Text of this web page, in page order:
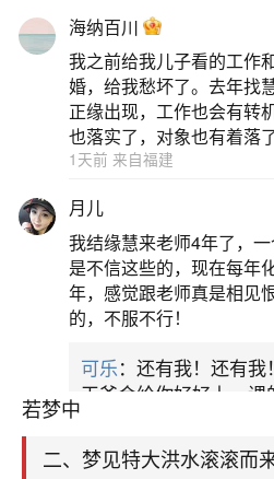
很常见的问题，但是小问题
烦，下面就这个问题给大家
一、梦见巨大洪水滚滚而
梦见巨大洪水滚滚而来
力过大或生活中面临不可控
绪宣泄型梦境，不必过度担
汹涌而难以掌控的内在情绪
虑、愤怒、悲伤，或对某件
矛盾、健康问题）的无力感
情绪积累越久、冲击感越强
若梦中
二、梦见特大洪水滚滚而
海纳百川
我之前给我儿子看的工作
婚，给我愁坏了。去年找
正缘出现，工作也会有转
也落实了，对象也有着落
1天前 来自福建
月儿
我结缘慧来老师4年了，
是不信这些的，现在每年
年，感觉跟老师真是相见
的，不服不行！
可乐：还有我！还有
天爷会给你好好上一课
平安是福 ：我也是每年
卦，认识老师3年了，